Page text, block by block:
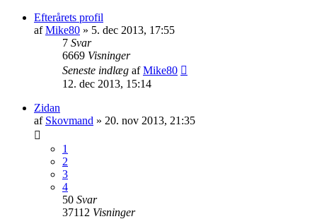
Efterårets profil
afMike80 » 5. dec 2013, 17:55
7 Svar
6669 Visninger
Seneste indlæg afMike80
12. dec 2013, 15:14
Zidan
af Skovmand » 20. nov 2013, 21:35
1
2
3
4
50 Svar
37112 Visninger